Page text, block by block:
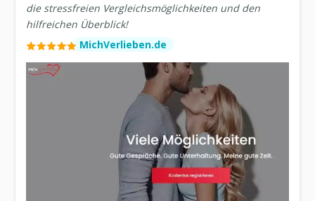
die stressfreien Vergleichsmöglichkeiten und den
hilfreichen Überblick!
MichVerlieben.de